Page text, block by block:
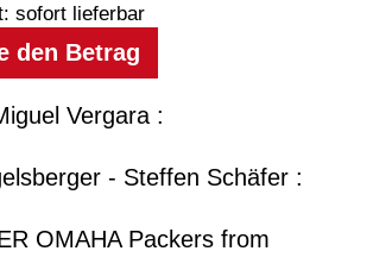
sofort lieferbar
den Betrag